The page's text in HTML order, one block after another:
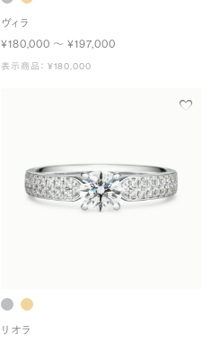
ヴィラ
¥180,000 〜 ¥197,000
表示商品： ¥180,000
リオラ